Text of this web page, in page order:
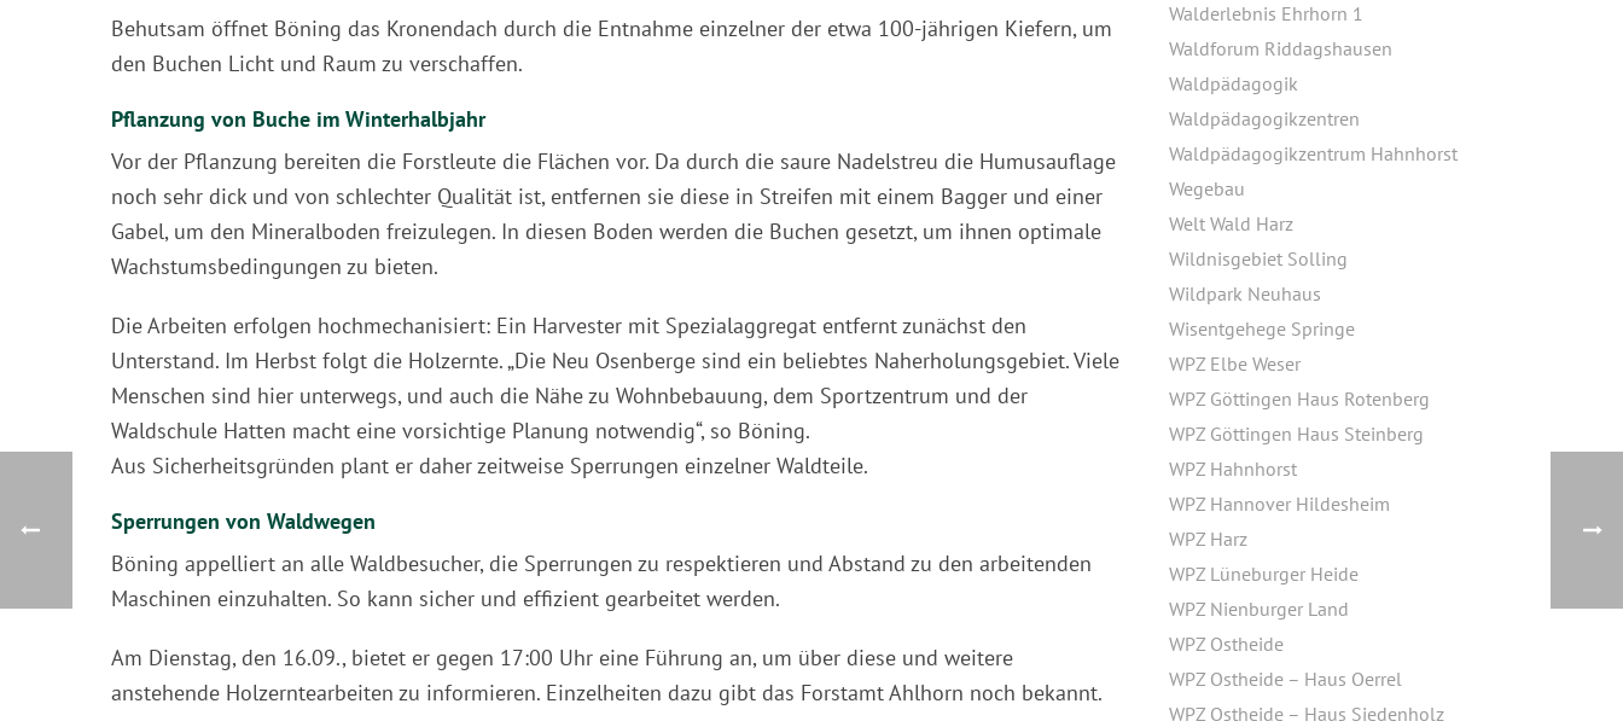
Behutsam öffnet Böning das Kronendach durch die Entnahme einzelner der etwa 100-jährigen Kiefern, um
den Buchen Licht und Raum zu verschaffen.
Pflanzung von Buche im Winterhalbjahr
Vor der Pflanzung bereiten die Forstleute die Flächen vor. Da durch die saure Nadelstreu die Humusauflage
noch sehr dick und von schlechter Qualität ist, entfernen sie diese in Streifen mit einem Bagger und einer
Gabel, um den Mineralboden freizulegen. In diesen Boden werden die Buchen gesetzt, um ihnen optimale
Wachstumsbedingungen zu bieten.
Die Arbeiten erfolgen hochmechanisiert: Ein Harvester mit Spezialaggregat entfernt zunächst den
Unterstand. Im Herbst folgt die Holzernte. „Die Neu Osenberge sind ein beliebtes Naherholungsgebiet. Viele
Menschen sind hier unterwegs, und auch die Nähe zu Wohnbebauung, dem Sportzentrum und der
Waldschule Hatten macht eine vorsichtige Planung notwendig“, so Böning.
Aus Sicherheitsgründen plant er daher zeitweise Sperrungen einzelner Waldteile.
Sperrungen von Waldwegen
Böning appelliert an alle Waldbesucher, die Sperrungen zu respektieren und Abstand zu den arbeitenden
Maschinen einzuhalten. So kann sicher und effizient gearbeitet werden.
Am Dienstag, den 16.09., bietet er gegen 17:00 Uhr eine Führung an, um über diese und weitere
anstehende Holzerntearbeiten zu informieren. Einzelheiten dazu gibt das Forstamt Ahlhorn noch bekannt.
Walderlebnis Ehrhorn 1
Waldforum Riddagshausen
Waldpädagogik
Waldpädagogikzentren
Waldpädagogikzentrum Hahnhorst
Wegebau
Welt Wald Harz
Wildnisgebiet Solling
Wildpark Neuhaus
Wisentgehege Springe
WPZ Elbe Weser
WPZ Göttingen Haus Rotenberg
WPZ Göttingen Haus Steinberg
WPZ Hahnhorst
WPZ Hannover Hildesheim
WPZ Harz
WPZ Lüneburger Heide
WPZ Nienburger Land
WPZ Ostheide
WPZ Ostheide – Haus Oerrel
WPZ Ostheide – Haus Siedenholz